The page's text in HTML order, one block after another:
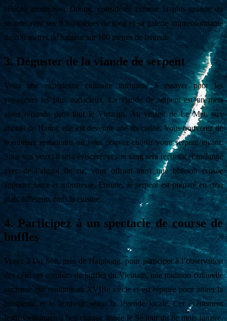
célèbre grotte Son Doong, considérée comme la plus grande du
monde avec ses 9 kilomètres de long et sa galerie impressionnante
de 200 mètres de hauteur sur 100 mètres de largeur.
3. Déguster de la viande de serpent
Voici une expérience culinaire intrigante à essayer pour les
voyageurs les plus audacieux. La viande de serpent est un mets
assez répandu dans tout le Vietnam. Au village de Le Mat, aux
abords de Hanoï, elle est devenue une spécialité. Vous trouverez de
nombreux restaurants où vous pouvez choisir votre serpent vivant.
Sous vos yeux, il sera éviscéré, et son sang sera recueilli et mélangé
avec de l’alcool de riz, vous offrant ainsi une boisson censée
apporter force et robustesse. Ensuite, le serpent est préparé en cinq
plats différents dans la cuisine.
4. Participez à un spectacle de course de
buffles
Venez à Do Son, près de Haiphong, pour participer à l’observation
des célèbres combats de buffles du Vietnam, une tradition culturelle
ancienne qui remonte au XVIIIe siècle et est réputée pour attirer la
prospérité et le bonheur, selon la légende locale. Cet événement
festif vietnamien a lieu chaque année le 9e jour du 8e mois lunaire.